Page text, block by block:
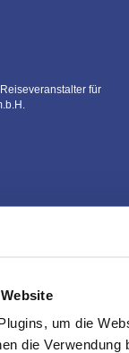
um die
die
für